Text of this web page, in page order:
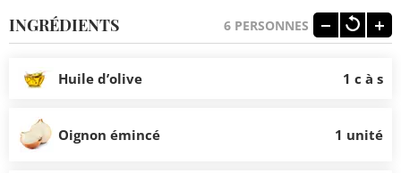
INGRÉDIENTS 6 PERSONNES
Huile d’olive 1 c à s
Oignon émincé 1 unité